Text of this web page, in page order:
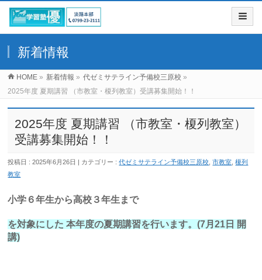
新着情報
HOME » 新着情報 » 代ゼミサテライン予備校三原校 »
2025年度 夏期講習 （市教室・榎列教室）受講募集開始！！
2025年度 夏期講習 （市教室・榎列教室）
受講募集開始！！
投稿日 : 2025年6月26日 カテゴリー :代ゼミサテライン予備校三原校 ,市教室 ,榎列
教室
小学６年生から高校３年生まで
を対象にした 本年度の夏期講習を行います。(7月21日 開
講)